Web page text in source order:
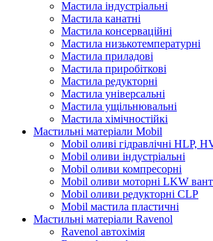
Мастила індустріальні
Мастила канатні
Мастила консерваційні
Мастила низькотемпературні
Мастила приладові
Мастила приробіткові
Мастила редукторні
Мастила універсальні
Мастила ущільнювальні
Мастила хімічностійкі
Мастильні матеріали Mobil
Mobil оливі гідравлічні HLP,
Mobil оливи індустріальні
Mobil оливи компресорні
Mobil оливи моторні LKW
Mobil оливи редукторні CLP
Mobil мастила пластичні
Мастильні матеріали Ravenol
Ravenol автохімія